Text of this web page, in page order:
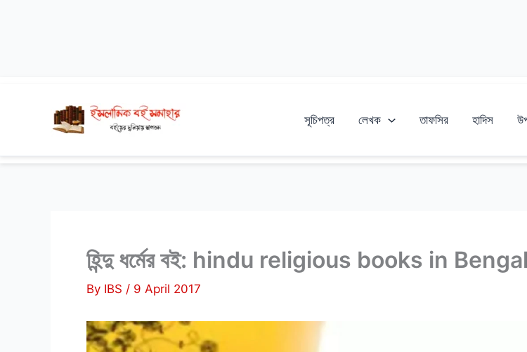
সূচিপত্র লেখক তাফসির হাদিস
হিন্দু ধর্মের বই: hindu religious books in
By IBS / 9 April 2017